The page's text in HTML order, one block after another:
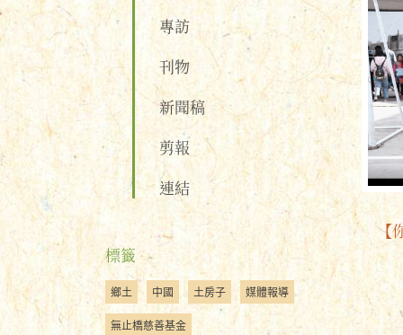
專訪
刊物
新聞稿
剪報
連結
標籤
鄉土 中國 土房子 媒體報導
無止橋慈善基金
【